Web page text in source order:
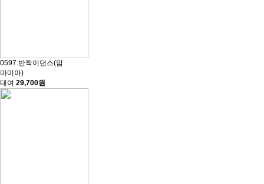
0597.반짝이댄스(맘
마미아)
대여 29,700원